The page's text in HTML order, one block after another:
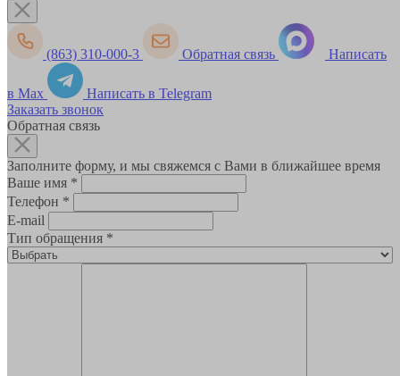
(863) 310-000-3 Обратная связь Написать
в Max
Написать в Telegram
Заказать звонок
Обратная связь
Заполните форму, и мы свяжемся с Вами в ближайшее время
Ваше имя *
Телефон *
E-mail
Тип обращения *